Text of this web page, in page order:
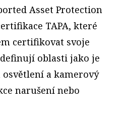
Asset Protection
TAPA, které
certifikovat svoje
oblasti jako je
a kamerový
narušení nebo